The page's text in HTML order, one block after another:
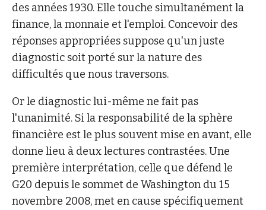
des années 1930. Elle touche simultanément la
finance, la monnaie et l'emploi. Concevoir des
réponses appropriées suppose qu'un juste
diagnostic soit porté sur la nature des
difficultés que nous traversons.
Or le diagnostic lui-même ne fait pas
l'unanimité. Si la responsabilité de la sphère
financière est le plus souvent mise en avant, elle
donne lieu à deux lectures contrastées. Une
première interprétation, celle que défend le
G20 depuis le sommet de Washington du 15
novembre 2008, met en cause spécifiquement